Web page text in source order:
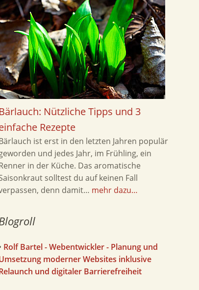
Bärlauch: Nützliche Tipps und 3
Rezepte
ist erst in den letzten Jahren populär
und jedes Jahr, im Frühling, ein
in der Küche. Das aromatische
solltest du auf keinen Fall
denn damit… mehr dazu…
Rolf Bartel - Webentwickler - Planung und
moderner Websites inklusive
und digitaler Barrierefreiheit